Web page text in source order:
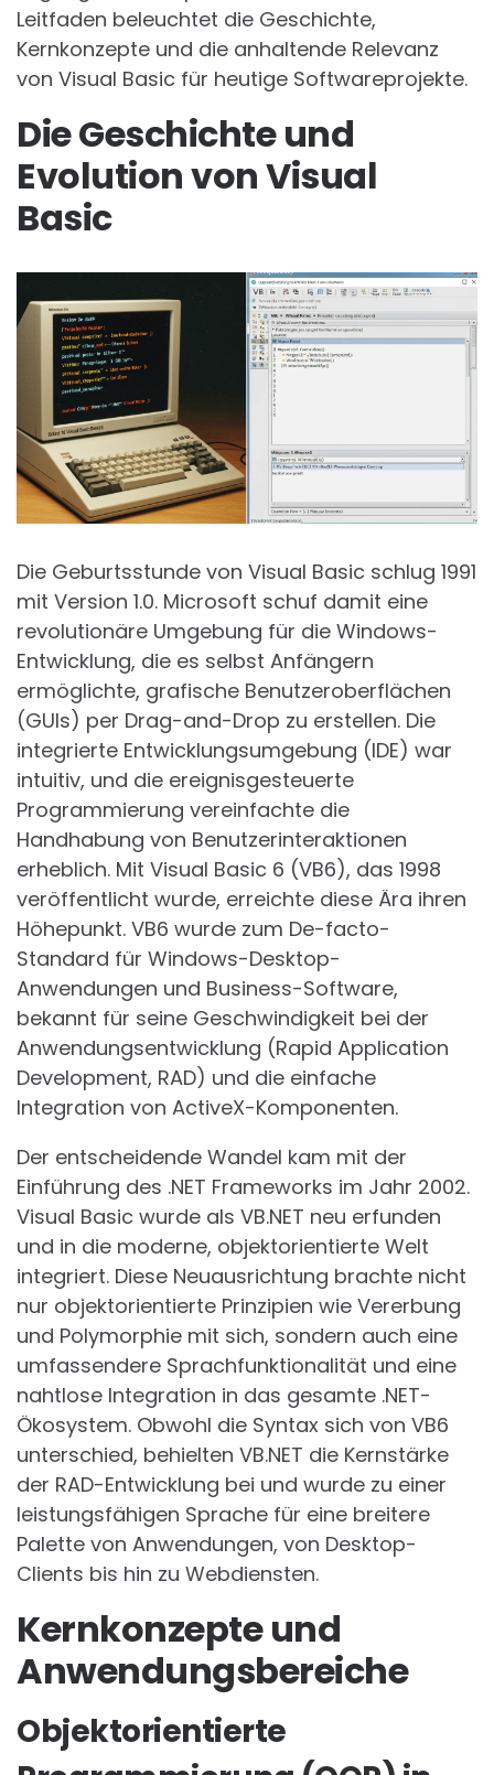
Leitfaden beleuchtet die Geschichte,
Kernkonzepte und die anhaltende Relevanz
von Visual Basic für heutige Softwareprojekte.
Die Geschichte und
Evolution von Visual
Basic
Die Geburtsstunde von Visual Basic schlug 1991
mit Version 1.0. Microsoft schuf damit eine
revolutionäre Umgebung für die Windows-
Entwicklung, die es selbst Anfängern
ermöglichte, grafische Benutzeroberflächen
(GUIs) per Drag-and-Drop zu erstellen. Die
integrierte Entwicklungsumgebung (IDE) war
intuitiv, und die ereignisgesteuerte
Programmierung vereinfachte die
Handhabung von Benutzerinteraktionen
erheblich. Mit Visual Basic 6 (VB6), das 1998
veröffentlicht wurde, erreichte diese Ära ihren
Höhepunkt. VB6 wurde zum De-facto-
Standard für Windows-Desktop-
Anwendungen und Business-Software,
bekannt für seine Geschwindigkeit bei der
Anwendungsentwicklung (Rapid Application
Development, RAD) und die einfache
Integration von ActiveX-Komponenten.
Der entscheidende Wandel kam mit der
Einführung des .NET Frameworks im Jahr 2002.
Visual Basic wurde als VB.NET neu erfunden
und in die moderne, objektorientierte Welt
integriert. Diese Neuausrichtung brachte nicht
nur objektorientierte Prinzipien wie Vererbung
und Polymorphie mit sich, sondern auch eine
umfassendere Sprachfunktionalität und eine
nahtlose Integration in das gesamte .NET-
Ökosystem. Obwohl die Syntax sich von VB6
unterschied, behielten VB.NET die Kernstärke
der RAD-Entwicklung bei und wurde zu einer
leistungsfähigen Sprache für eine breitere
Palette von Anwendungen, von Desktop-
Clients bis hin zu Webdiensten.
Kernkonzepte und
Anwendungsbereiche
Objektorientierte